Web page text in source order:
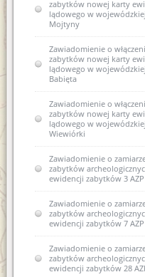
zabytków nowej karty
lądowego w
Mojtyny
Zawiadomienie o
zabytków nowej karty
lądowego w
Babięta
Zawiadomienie o
zabytków nowej karty
lądowego w
Wiewiórki
Zawiadomienie o
zabytków
ewidencji zabytków 3
Zawiadomienie o
zabytków
ewidencji zabytków 7
Zawiadomienie o
zabytków
ewidencji zabytków 28